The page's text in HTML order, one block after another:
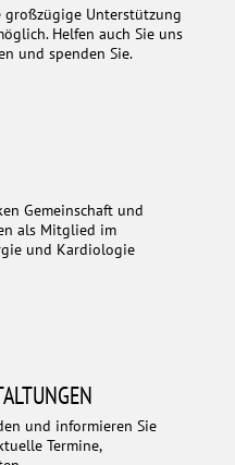
Unterstützung
Helfen auch Sie uns
und spenden Sie.
Gemeinschaft und
als Mitglied im
und Kardiologie
und informieren Sie
Termine,